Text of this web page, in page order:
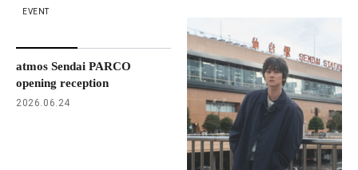
EVENT
atmos Sendai PARCO
opening reception
2026.06.24